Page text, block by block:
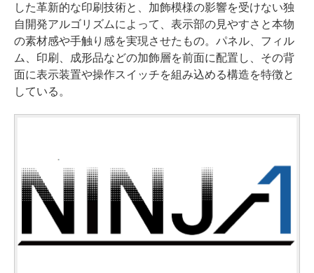
した革新的な印刷技術と、加飾模様の影響を受けない独
自開発アルゴリズムによって、表示部の見やすさと本物
の素材感や手触り感を実現させたもの。パネル、フィル
ム、印刷、成形品などの加飾層を前面に配置し、その背
面に表示装置や操作スイッチを組み込める構造を特徴と
している。